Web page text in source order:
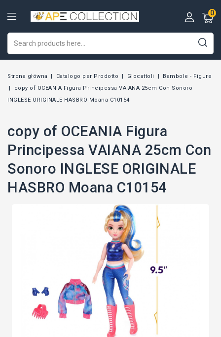
0
Strona główna Catalogo per Prodotto Giocattoli
Bambole - Figure
copy of OCEANIA Figura Principessa VAIANA 25cm Con Sonoro
INGLESE ORIGINALE HASBRO Moana C10154
copy of OCEANIA Figura
Principessa VAIANA 25cm Con
Sonoro INGLESE ORIGINALE
HASBRO Moana C10154